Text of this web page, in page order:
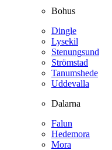
Bohus
Dingle
Lysekil
Stenungsund
Strömstad
Tanumshede
Uddevalla
Dalarna
Falun
Hedemora
Mora